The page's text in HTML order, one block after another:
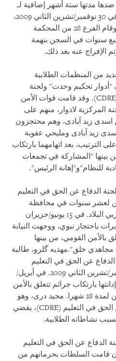
مدتها ستة أشهر إضافية لـ
"نشر دعاية معادية للنظام". في 30 نوفمبر/تشرين الثاني 2009،
احتجزت قوات الأمن أسدي، وقام الفرع 28 من المحكمة
سنوات في السجن بتهمة
الإفراج عنه بعد ذلك.
من المنظمات الطلابية
"أدوار تحكيم وحدت" ولجنة
CDRE). وقد قامت قوات الأمن
المركزية لادوار، منهم علی
زید آبادی، وهم محتجزون
زید آبادی ومليحي عقوبة
بعد اتهامهما بارتكاب
بينها "المشاركة في تجمعات
للنظام"و"إهانة الرئيس".
الدفاع عن الحق في التعليم
لعشر سنوات في محافظة
خوزستان والتي تقع جنوب غربي البلاد. في 15 يونيو/حزيران
باحتجاز نبوي، ووجهت النيابة
بالأمن القومي، من بينها
مجاهدي خلق".مهدیه گلرو، طالبة
عن الحق في التعليم
)، محتجزة منذ 3 نوفمبر/تشرين الثاني 2009. في أبريل/
بارتكاب جرائم تتعلق بالأمن
القومي وحكمت عليها بالسجن لمدة 28 شهرا. مجید دری، وهو
في التعليم (CDRE)، يقضي
نشاطاته الطلابية.
الدفاع عن الحق في التعليم
بعد أن قامت السلطات بحرمانهم من